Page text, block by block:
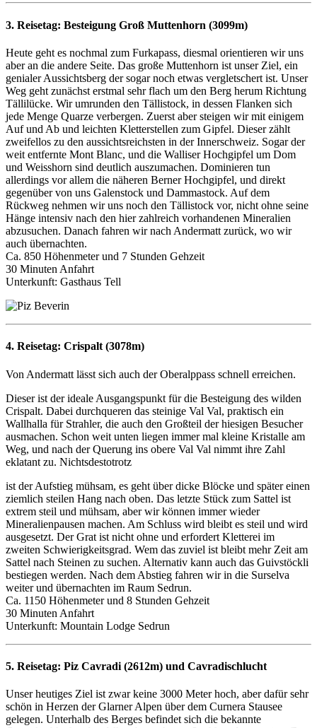
3. Reisetag: Besteigung Groß Muttenhorn (3099m)
Heute geht es nochmal zum Furkapass, diesmal orientieren wir uns
aber an die andere Seite. Das große Muttenhorn ist unser Ziel, ein
genialer Aussichtsberg der sogar noch etwas vergletschert ist. Unser
Weg geht zunächst erstmal sehr flach um den Berg herum Richtung
Tällilücke. Wir umrunden den Tällistock, in dessen Flanken sich
jede Menge Quarze verbergen. Zuerst aber steigen wir mit einigem
Auf und Ab und leichten Kletterstellen zum Gipfel. Dieser zählt
zweifellos zu den aussichtsreichsten in der Innerschweiz. Sogar der
weit entfernte Mont Blanc, und die Walliser Hochgipfel um Dom
und Weisshorn sind deutlich auszumachen. Dominieren tun
allerdings vor allem die näheren Berner Hochgipfel, und direkt
gegenüber von uns Galenstock und Dammastock. Auf dem
Rückweg nehmen wir uns noch den Tällistock vor, nicht ohne seine
Hänge intensiv nach den hier zahlreich vorhandenen Mineralien
abzusuchen. Danach fahren wir nach Andermatt zurück, wo wir
auch übernachten.
Ca. 850 Höhenmeter und 7 Stunden Gehzeit
30 Minuten Anfahrt
Unterkunft: Gasthaus Tell
4. Reisetag: Crispalt (3078m)
Von Andermatt lässt sich auch der Oberalppass schnell erreichen.
Dieser ist der ideale Ausgangspunkt für die Besteigung des wilden
Crispalt. Dabei durchqueren das steinige Val Val, praktisch ein
Wallhalla für Strahler, die auch den Großteil der hiesigen Besucher
ausmachen. Schon weit unten liegen immer mal kleine Kristalle am
Weg, und nach der Querung ins obere Val Val nimmt ihre Zahl
eklatant zu. Nichtsdestotrotz
ist der Aufstieg mühsam, es geht über dicke Blöcke und später einen
ziemlich steilen Hang nach oben. Das letzte Stück zum Sattel ist
extrem steil und mühsam, aber wir können immer wieder
Mineralienpausen machen. Am Schluss wird bleibt es steil und wird
ausgesetzt. Der Grat ist nicht ohne und erfordert Kletterei im
zweiten Schwierigkeitsgrad. Wem das zuviel ist bleibt mehr Zeit am
Sattel nach Steinen zu suchen. Alternativ kann auch das Guivstöckli
bestiegen werden. Nach dem Abstieg fahren wir in die Surselva
weiter und übernachten im Raum Sedrun.
Ca. 1150 Höhenmeter und 8 Stunden Gehzeit
30 Minuten Anfahrt
Unterkunft: Mountain Lodge Sedrun
5. Reisetag: Piz Cavradi (2612m) und Cavradischlucht
Unser heutiges Ziel ist zwar keine 3000 Meter hoch, aber dafür sehr
schön in Herzen der Glarner Alpen über dem Curnera Stausee
gelegen. Unterhalb des Berges befindet sich die bekannte